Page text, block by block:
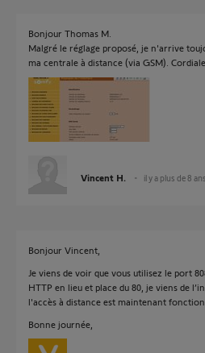
Bonjour Thomas M.
Malgré le réglage proposé, je n'arrive
ma centrale à distance (via GSM).
Vincent H. il y a plus de 8 ans
Bonjour Vincent,
Je viens de voir que vous utilisez le port
HTTP en lieu et place du 80, je viens de
l'accès à distance est maintenant
Bonne journée,